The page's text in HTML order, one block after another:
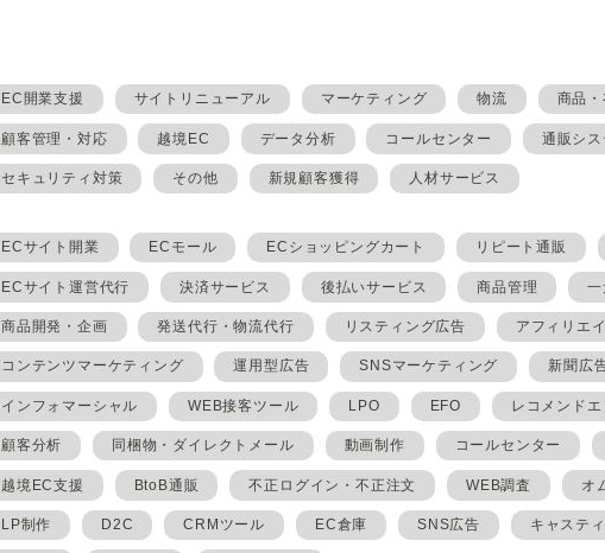
EC開業支援 サイトリニューアル マーケティング 物流 商品
顧客管理・対応 越境EC データ分析 コールセンター 通販シ
セキュリティ対策 その他 新規顧客獲得 人材サービス
ECサイト開業 ECモール ECショッピングカート リピート通販
ECサイト運営代行 決済サービス 後払いサービス 商品管理
商品開発・企画 発送代行・物流代行 リスティング広告 アフィリエ
コンテンツマーケティング 運用型広告 SNSマーケティング 新聞広
インフォマーシャル WEB接客ツール LPO EFO レコメンド
顧客分析 同梱物・ダイレクトメール 動画制作 コールセンター
越境EC支援 BtoB通販 不正ログイン・不正注文 WEB調査 オ
LP制作 D2C CRMツール EC倉庫 SNS広告 キャステ